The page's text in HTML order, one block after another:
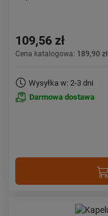
109,56 zł
Cena katalogowa: 189,90 zł
Wysyłka w: 2-3 dni
Darmowa dostawa